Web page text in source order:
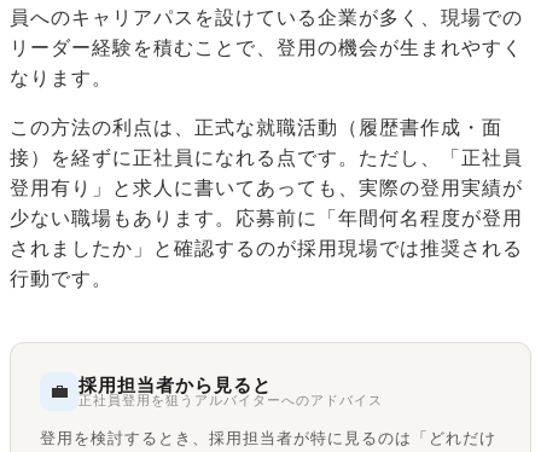
員へのキャリアパスを設けている企業が多く、現場での
リーダー経験を積むことで、登用の機会が生まれやすく
なります。
この方法の利点は、正式な就職活動（履歴書作成・面
接）を経ずに正社員になれる点です。ただし、「正社員
登用有り」と求人に書いてあっても、実際の登用実績が
少ない職場もあります。応募前に「年間何名程度が登用
されましたか」と確認するのが採用現場では推奨される
行動です。
💼 採用担当者から見ると
正社員登用を狙うアルバイターへのアドバイス
登用を検討するとき、採用担当者が特に見るのは「どれだけ